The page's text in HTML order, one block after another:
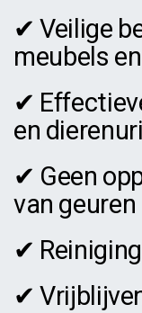
✔ Veilige
meubels
✔
en
✔ Geen
van geuren
✔
✔